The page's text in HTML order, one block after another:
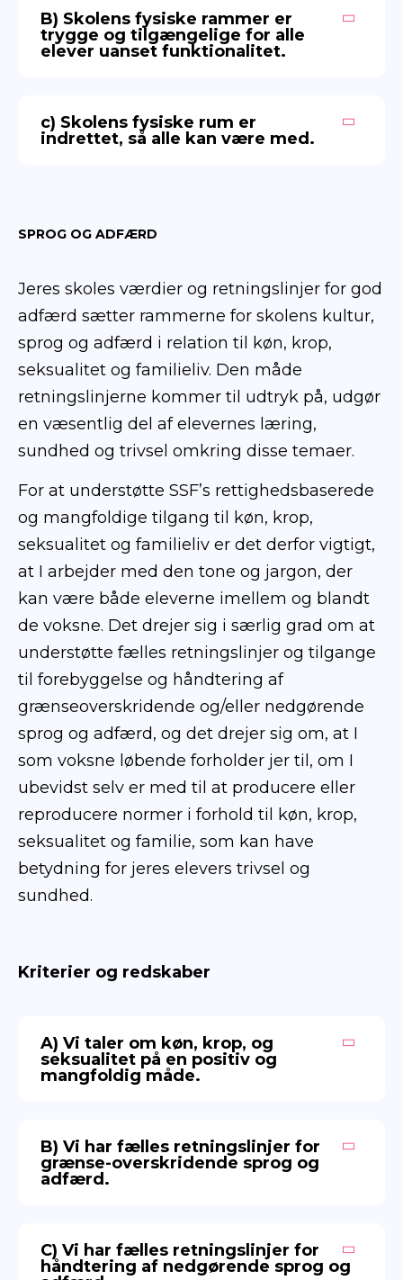
B) Skolens fysiske rammer er
trygge og tilgængelige for alle
elever uanset funktionalitet.
c) Skolens fysiske rum er
indrettet, så alle kan være med.
SPROG OG ADFÆRD
Jeres skoles værdier og retningslinjer for god
adfærd sætter rammerne for skolens kultur,
sprog og adfærd i relation til køn, krop,
seksualitet og familieliv. Den måde
retningslinjerne kommer til udtryk på, udgør
en væsentlig del af elevernes læring,
sundhed og trivsel omkring disse temaer.
For at understøtte SSF’s rettighedsbaserede
og mangfoldige tilgang til køn, krop,
seksualitet og familieliv er det derfor vigtigt,
at I arbejder med den tone og jargon, der
kan være både eleverne imellem og blandt
de voksne. Det drejer sig i særlig grad om at
understøtte fælles retningslinjer og tilgange
til forebyggelse og håndtering af
grænseoverskridende og/eller nedgørende
sprog og adfærd, og det drejer sig om, at I
som voksne løbende forholder jer til, om I
ubevidst selv er med til at producere eller
reproducere normer i forhold til køn, krop,
seksualitet og familie, som kan have
betydning for jeres elevers trivsel og
sundhed.
Kriterier og redskaber
A) Vi taler om køn, krop, og
seksualitet på en positiv og
mangfoldig måde.
B) Vi har fælles retningslinjer for
grænse-overskridende sprog og
adfærd.
C) Vi har fælles retningslinjer for
håndtering af nedgørende sprog og